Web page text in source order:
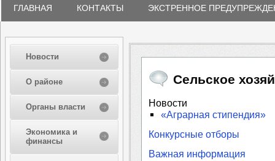
ГЛАВНАЯ КОНТАКТЫ ЭКСТРЕННОЕ
Новости
О районе
Органы власти
Экономика и
финансы
Сельское
Новости
«Аграрная стипендия»
Конкурсные отборы
Важная информация